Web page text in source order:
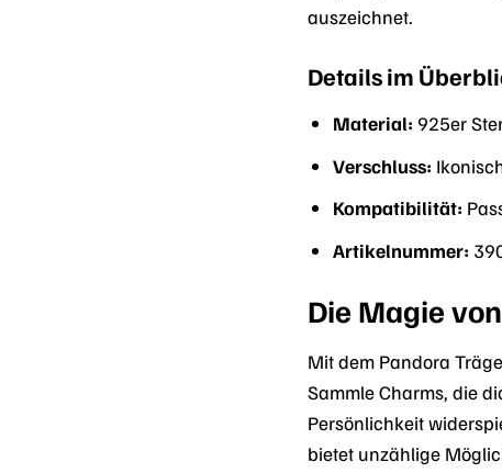
auszeichnet.
Details im
Material: 925er
Verschluss:
Kompatibilität:
Artikelnummer:
Die Magie
Mit dem Pandora
Sammle Charms, die
Persönlichkeit
bietet unzählige